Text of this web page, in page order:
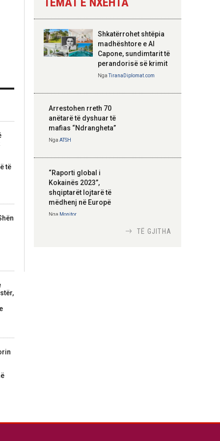
të
Hoxha takim me
zyrtarë të lartë të
DASH: Angazhim i
përbashkët për
strategjik
Shkatërrohet shtëpia
madhështore e Al
Capone, sundimtarit të
perandorisë së krimit
NgaTiranaDiplomat.com
Arrestohen rreth 70
anëtarë të dyshuar të
mafias “Ndrangheta”
Nga ATSH
“Raporti global i
Kokainës 2023”,
shqiptarët lojtarë të
mëdhenj në Europë
Nga Monitor
TË GJITHA